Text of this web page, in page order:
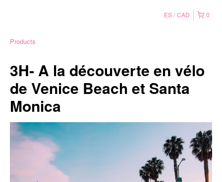
0
ES CAD
Products
3H- A la découverte en vélo
de Venice Beach et Santa
Monica